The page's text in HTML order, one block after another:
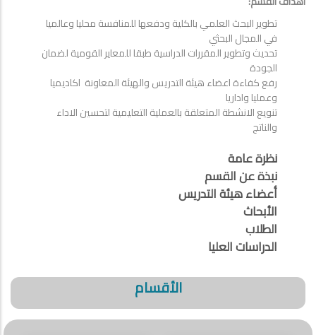
تطوير البحث العلمي بالكلية ودفعها للمنافسة محليا وعالميا
في المجال البحثي
تحديث وتطوير المقررات الدراسية طبقا للمعاير القومية لضمان
الجودة
رفع كفاءة اعضاء هيئة التدريس والهيئة المعاونة اكاديميا
وعمليا واداريا
تنويع الانشطة المتعلقة بالعملية التعليمية لتحسين الاداء
والناتج
نظرة عامة
نبذة عن القسم
أعضاء هيئة التدريس
الأبحاث
الطلاب
الدراسات العليا
الأقسام